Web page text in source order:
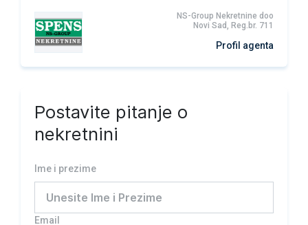
NS-Group Nekretnine doo
Novi Sad, Reg.br. 711
Profil agenta
Postavite pitanje o
nekretnini
Ime i prezime
Email